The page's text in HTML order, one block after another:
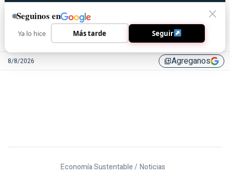
8/8/2026 library_addAgreganos
Economía Sustentable / Noticias
Seguinos en
Ya lo hice Más tarde Seguir